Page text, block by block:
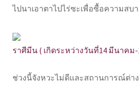
ไปนาเอาตาไปไร่ซะเพื่อซื้อความสบา
ราศีมีน ( เกิดระหว่างวันที่14 มีนาคม-
ช่วงนี้จังหวะไม่ดีและสถานการณ์ต่า